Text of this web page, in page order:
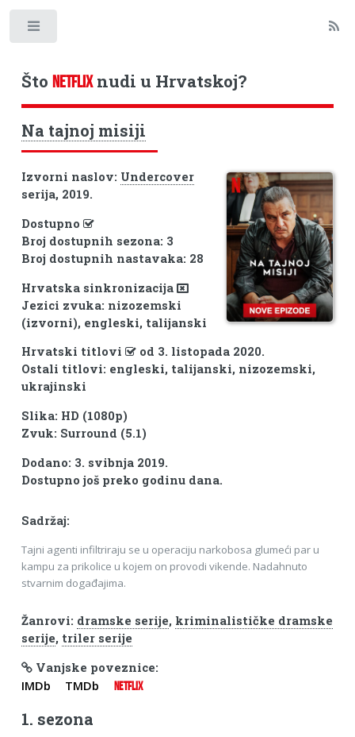
Što NETFLIXnudi u Hrvatskoj?
Na tajnoj misiji
Izvorni naslov: Undercover
serija, 2019.
Dostupno
Broj dostupnih sezona: 3
Broj dostupnih nastavaka: 28
Hrvatska sinkronizacija
Jezici zvuka: nizozemski
(izvorni), engleski, talijanski
Hrvatski titlovi
od 3. listopada 2020.
Ostali titlovi: engleski, talijanski, nizozemski,
ukrajinski
Slika: HD (1080p)
Zvuk: Surround (5.1)
Dodano: 3. svibnja 2019.
Dostupno još preko godinu dana.
Sadržaj:
Tajni agenti infiltriraju se u operaciju narkobosa glumeći par u
kampu za prikolice u kojem on provodi vikende. Nadahnuto
stvarnim događajima.
Žanrovi: dramske serije, kriminalističke dramske
serije, triler serije
Vanjske poveznice:
IMDb TMDb NETFLIX
1. sezona